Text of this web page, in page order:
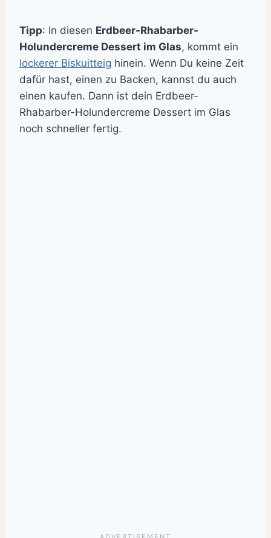
Tipp: In diesen Erdbeer-Rhabarber-
Holundercreme Dessert im Glas, kommt ein
lockerer Biskuitteig hinein. Wenn Du keine Zeit
dafür hast, einen zu Backen, kannst du auch
einen kaufen. Dann ist dein Erdbeer-
Rhabarber-Holundercreme Dessert im Glas
noch schneller fertig.